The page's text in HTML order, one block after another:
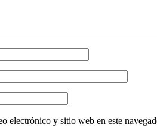
electrónico y sitio web en este